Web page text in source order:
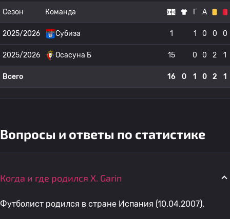
Сезон Команда Г А
2025/2026 Субиза 1 1 0 0 0
2025/2026 Осасуна Б 15 0 0 2 1
Всего 16 0 1 0 2 1
Вопросы и ответы по статистике
Когда и где родился X. Garin
Футболист родился в стране Испания (10.04.2007).